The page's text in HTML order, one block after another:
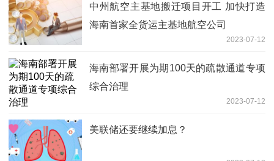
中州航空主基地搬迁项目开工 加快打造
海南首家全货运主基地航空公司
2023-07-12
海南部署开展为期100天的疏散通道专项
综合治理
2023-07-12
美联储还要继续加息？